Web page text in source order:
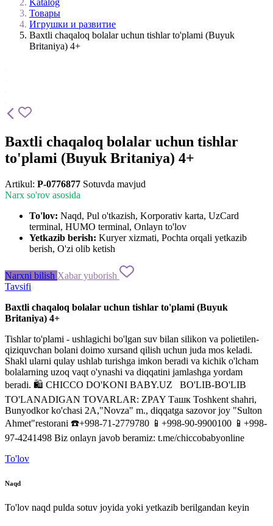
Товары
Игрушки и развитие
Baxtli chaqaloq bolalar uchun tishlar to'plami (Buyuk
Britaniya) 4+
Baxtli chaqaloq bolalar uchun tishlar
to'plami (Buyuk Britaniya) 4+
Artikul: P-0776877 Sotuvda mavjud
Narx so'rov asosida
To'lov: Naqd, Pul o'tkazish, Korporativ karta, UzCard
terminal, HUMO terminal, Onlayn to'lov
Yetkazib berish: Kuryer xizmati, Pochta orqali yetkazib
berish, O'zi olib ketish
Narxni bilish Xabar yuborish
Tavsifi
Baxtli chaqaloq bolalar uchun tishlar to'plami (Buyuk
Britaniya) 4+
Tishlar to'plami - ushlagichi bo'lgan suv bilan silikon va polietilen-
qiziquvchan bolani doimo xursand qilish uchun juda mos keladi.
Shakl ularni qulay ushlab turishga imkon beradi va kichik o'lcham
bolalarning uzoq vaqt o'ynashi va diqqatini jamlashga yordam
beradi. 🛍 CHICCO DO'KONI BABY.UZ
BO'LIB-BO'LIB
TO'LANADIGAN TOVARLAR: ZPAY Ташк Toshkent shahri,
Bunyodkorko'chasi 2A,"Novza" m., diqqatga sazovor joy "Sulton
Ahmet"restorani ☎️+998-71-2779780 📱+998-90-9900100 📱+998-
97-4241498 Biz onlayn javob beramiz: t.me/chiccobabyonline
To'lov
Naqd
To'lov naqd pulda sotuv joyida yoki yetkazib berilgandan keyin